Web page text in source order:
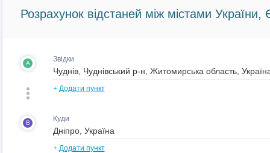
Розрахунок відстаней між містами України,
A Звідки
+ Додати пункт
B Куди
+ Додати пункт